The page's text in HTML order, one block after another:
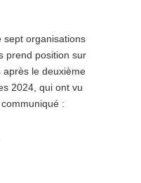
sept organisations
prend position sur
après le deuxième
2024, qui ont vu
: